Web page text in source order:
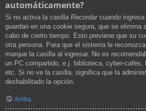
automáticamente?
Si no activa la casilla Recordarcuando
guardan en una cookie segura, que se elimina
cabo de cierto tiempo. Esto previene que su
otra persona. Para que el sistema le
marque la casilla al ingresar. No es
un PC compartido, e.j. biblioteca, cyber-cafés,
etc. Si no ve la casilla, significa que la
deshabilitado la opción.
Arriba